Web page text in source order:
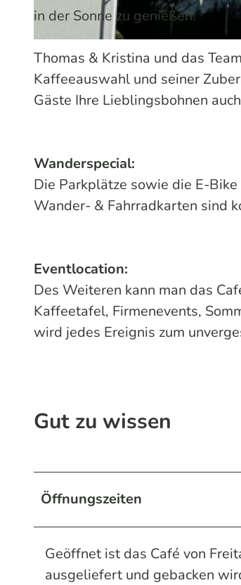
in der Sonne zu genießen.
Thomas & Kristina und das
Kaffeeauswahl und seiner
Gäste Ihre Lieblingsbohnen
Wanderspecial:
Die Parkplätze sowie die E-
Wander- & Fahrradkarten sind
Eventlocation:
Des Weiteren kann man das
Kaffeetafel, Firmenevents,
wird jedes Ereignis zum
Gut zu wissen
Öffnungszeiten
Geöffnet ist das Café von
ausgeliefert und gebacken